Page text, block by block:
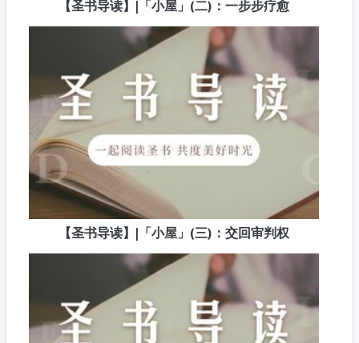
【圣书导读】|「小屋」(二)：一步步疗愈
【圣书导读】|「小屋」(三)：交回审判权